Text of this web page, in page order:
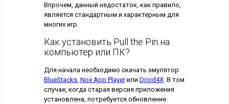
Впрочем, данный недостаток, как правило,
является стандартным и характерным для
многих игр.
Как установить Pull the Pin на
компьютер или ПК?
Для начала необходимо скачать эмулятор
BlueStacks, Nox App Playerили Droid4X. В том
случае, когда старая версия приложения
установлена, потребуется обновление